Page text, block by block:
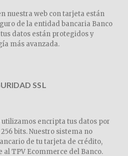
nuestra web con tarjeta están
de la entidad bancaria Banco
datos están protegidos y
más avanzada.
SSL
utilizamos encripta tus datos por
bits. Nuestro sistema no
de tu tarjeta de crédito,
al TPV Ecommerce del Banco.